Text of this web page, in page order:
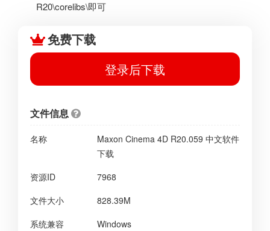
R20\corelibs\即可
免费下载
登录后下载
文件信息
名称
Maxon Cinema 4D R20.059 中文软件
下载
资源ID
7968
文件大小
828.39M
系统兼容
Windows